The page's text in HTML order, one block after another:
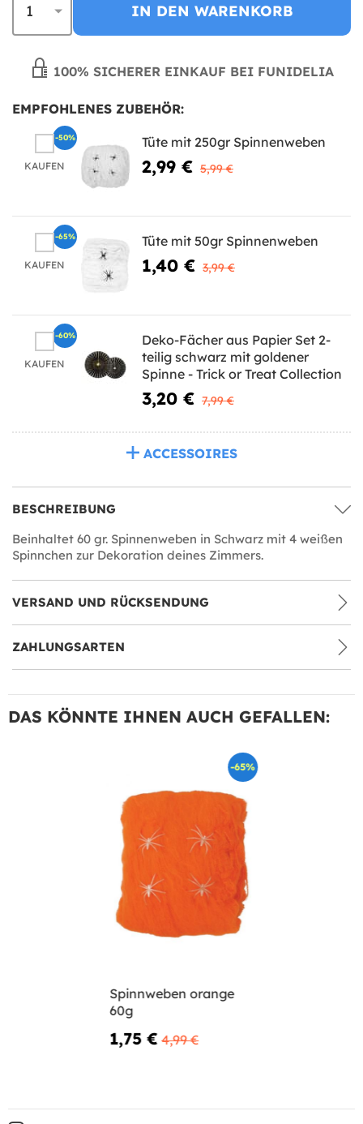
IN DEN WARENKORB
100% SICHERER EINKAUF BEI FUNIDELIA
EMPFOHLENES ZUBEHÖR:
KAUFEN
Tüte mit 250gr Spinnenweben
2,99 € 5,99 €
-50%
KAUFEN
Tüte mit 50gr Spinnenweben
1,40 € 3,99 €
-65%
KAUFEN
Deko-Fächer aus Papier Set 2-
teilig schwarz mit goldener
Spinne - Trick or Treat Collection
3,20 € 7,99 €
-60%
ACCESSOIRES
BESCHREIBUNG
Beinhaltet 60 gr. Spinnenweben in Schwarz mit 4 weißen
Spinnchen zur Dekoration deines Zimmers.
VERSAND UND RÜCKSENDUNG
ZAHLUNGSARTEN
DAS KÖNNTE IHNEN AUCH GEFALLEN:
-65%
Spinnweben orange
60g
1,75 € 4,99 €